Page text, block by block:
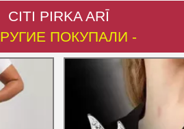
CITI PIRKA ARĪ
ПОКУПАЛИ -